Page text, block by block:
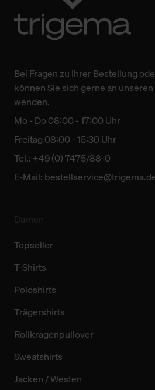
Bei Fragen zu Ihrer Bestellung
können Sie sich gerne an
wenden.
Mo - Do 08:00 - 17:00 Uhr
Freitag 08:00 - 15:30 Uhr
Tel.: +49 (0) 7475/88-0
E-Mail:
Topseller
T-Shirts
Poloshirts
Trägershirts
Rollkragenpullover
Sweatshirts
Jacken / Westen